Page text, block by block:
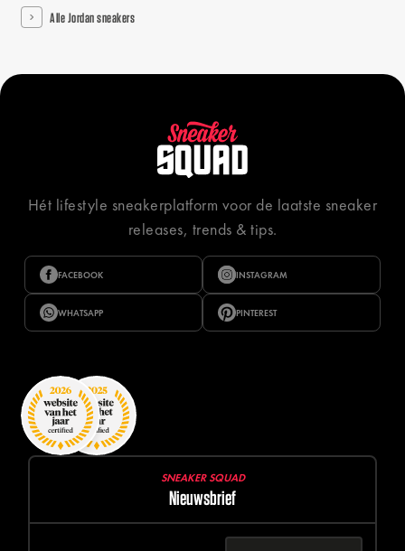
Alle Jordan sneakers
Hét lifestyle sneakerplatform voor de laatste sneaker
releases, trends & tips.
FACEBOOK INSTAGRAM
WHATSAPP PINTEREST
SNEAKER SQUAD
Nieuwsbrief